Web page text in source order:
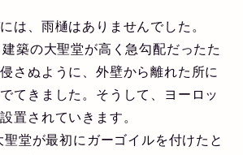
は、雨樋はありませんでした。
築の大聖堂が高く急勾配だったた
さぬように、外壁から離れた所に
てきました。そうして、ヨーロッ
置されていきます。
堂が最初にガーゴイルを付けたと